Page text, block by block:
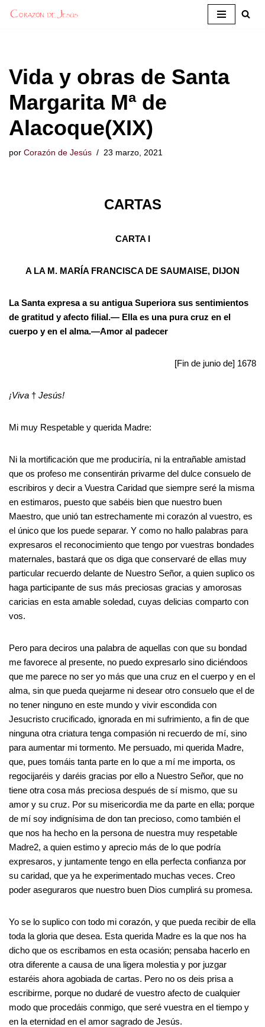
Vida y obras de Santa
Margarita Mª de
Alacoque(XIX)
por Corazón de Jesús 23 marzo, 2021
CARTAS
CARTA I
A LA M. MARÍA FRANCISCA DE SAUMAISE, DIJON
La Santa expresa a su antigua Superiora sus sentimientos
de gratitud y afecto filial.— Ella es una pura cruz en el
cuerpo y en el alma.—Amor al padecer
[Fin de junio de] 1678
¡Viva † Jesús!
Mi muy Respetable y querida Madre:
Ni la mortificación que me produciría, ni la entrañable amistad
que os profeso me consentirán privarme del dulce consuelo de
escribiros y decir a Vuestra Caridad que siempre seré la misma
en estimaros, puesto que sabéis bien que nuestro buen
Maestro, que unió tan estrechamente mi corazón al vuestro, es
el único que los puede separar. Y como no hallo palabras para
expresaros el reconocimiento que tengo por vuestras bondades
maternales, bastará que os diga que conservaré de ellas muy
particular recuerdo delante de Nuestro Señor, a quien suplico os
haga participante de sus más preciosas gracias y amorosas
caricias en esta amable soledad, cuyas delicias comparto con
vos.
Pero para deciros una palabra de aquellas con que su bondad
me favorece al presente, no puedo expresarlo sino diciéndoos
que me parece no ser yo más que una cruz en el cuerpo y en el
alma, sin que pueda quejarme ni desear otro consuelo que el de
no tener ninguno en este mundo y vivir escondida con
Jesucristo crucificado, ignorada en mi sufrimiento, a fin de que
ninguna otra criatura tenga compasión ni recuerdo de mí, sino
para aumentar mi tormento. Me persuado, mi querida Madre,
que, pues tomáis tanta parte en lo que a mí me importa, os
regocijaréis y daréis gracias por ello a Nuestro Señor, que no
tiene otra cosa más preciosa después de sí mismo, que su
amor y su cruz. Por su misericordia me da parte en ella; porque
de mí soy indignísima de don tan precioso, como también el
que nos ha hecho en la persona de nuestra muy respetable
Madre2, a quien estimo y aprecio más de lo que podría
expresaros, y juntamente tengo en ella perfecta confianza por
su caridad, que ya he experimentado muchas veces. Creo
poder aseguraros que nuestro buen Dios cumplirá su promesa.
Yo se lo suplico con todo mi corazón, y que pueda recibir de ella
toda la gloria que desea. Esta querida Madre es la que nos ha
dicho que os escribamos en esta ocasión; pensaba hacerlo en
otra diferente a causa de una ligera molestia y por juzgar
estaréis ahora agobiada de cartas. Pero no os deis prisa a
escribirme, porque no dudaré de vuestro afecto de cualquier
modo que procedáis conmigo, que seré vuestra en el tiempo y
en la eternidad en el amor sagrado de Jesús.